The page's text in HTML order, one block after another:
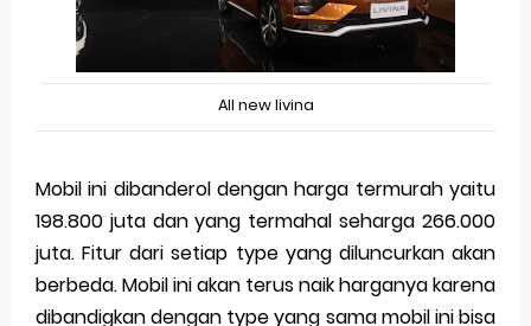
All new livina
Mobil ini dibanderol dengan harga termurah yaitu
198.800 juta dan yang termahal seharga 266.000
juta. Fitur dari setiap type yang diluncurkan akan
berbeda. Mobil ini akan terus naik harganya karena
dibandigkan dengan type yang sama mobil ini bisa